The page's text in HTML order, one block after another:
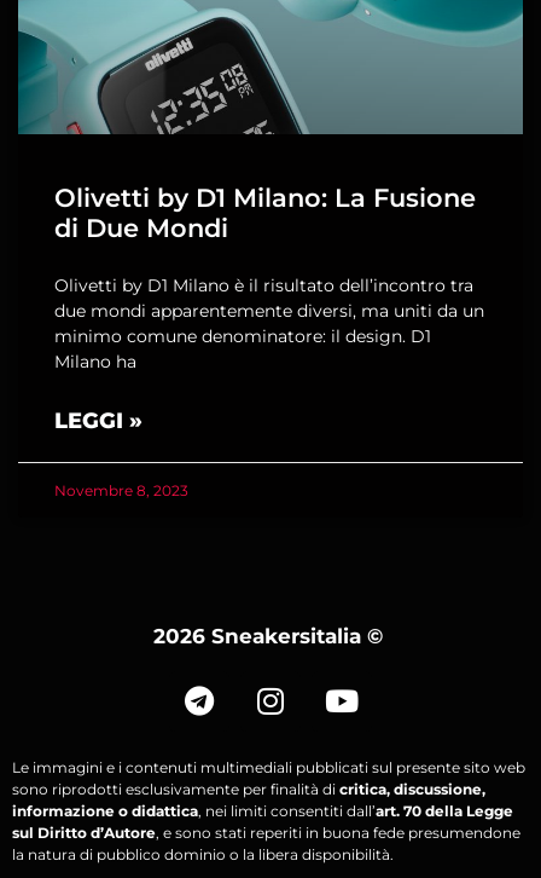
Olivetti by D1 Milano: La Fusione
di Due Mondi
Olivetti by D1 Milano è il risultato dell’incontro tra
due mondi apparentemente diversi, ma uniti da un
minimo comune denominatore: il design. D1
Milano ha
LEGGI »
Novembre 8, 2023
2026 Sneakersitalia ©
Le immagini e i contenuti multimediali pubblicati sul presente sito web
sono riprodotti esclusivamente per finalità di critica, discussione,
informazione o didattica, nei limiti consentiti dall’art. 70 della Legge
sul Diritto d’Autore, e sono stati reperiti in buona fede presumendone
la natura di pubblico dominio o la libera disponibilità.